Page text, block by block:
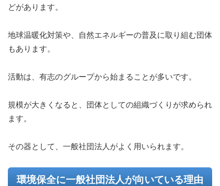
どがあります。
地球温暖化対策や、自然エネルギーの普及に取り組む団体
もあります。
活動は、有志のグループから始まることが多いです。
規模が大きくなると、団体としての組織づくりが求められ
ます。
その器として、一般社団法人がよく用いられます。
環境保全に一般社団法人が向いている理由